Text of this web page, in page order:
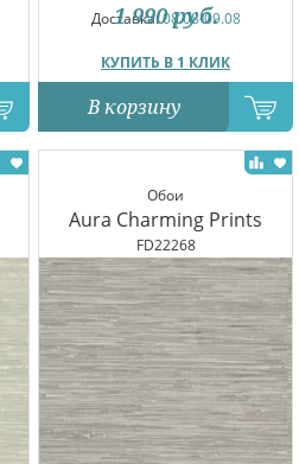
Доставка:08.08-09.08
КУПИТЬ В 1 КЛИК
1 990 руб.
В корзину
Обои
Aura Charming Prints
FD22268